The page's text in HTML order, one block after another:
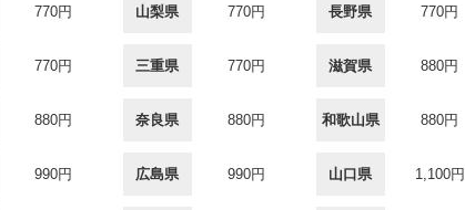
770円 山梨県 770円 長野県 770円
770円 三重県 770円 滋賀県 880円
880円 奈良県 880円 和歌山県 880円
990円 広島県 990円 山口県 1,100円